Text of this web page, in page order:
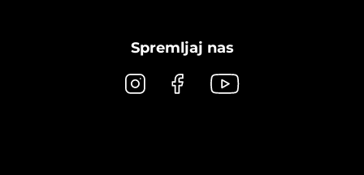
Spremljaj nas